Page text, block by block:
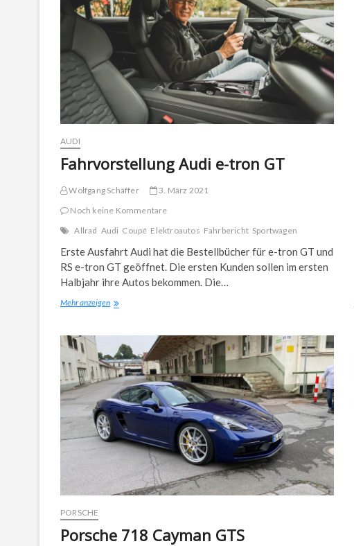
AUDI
Fahrvorstellung Audi e-tron GT
Wolfgang Schäffer
3. März 2021
Noch keine Kommentare
Allrad Audi Coupé Elektroautos Fahrbericht Sportwagen
Erste Ausfahrt Audi hat die Bestellbücher für e-tron GT und
RS e-tron GT geöffnet. Die ersten Kunden sollen im ersten
Halbjahr ihre Autos bekommen. Die…
Mehr anzeigenFahrvorstellung
tron
GT
PORSCHE
Porsche 718 Cayman GTS